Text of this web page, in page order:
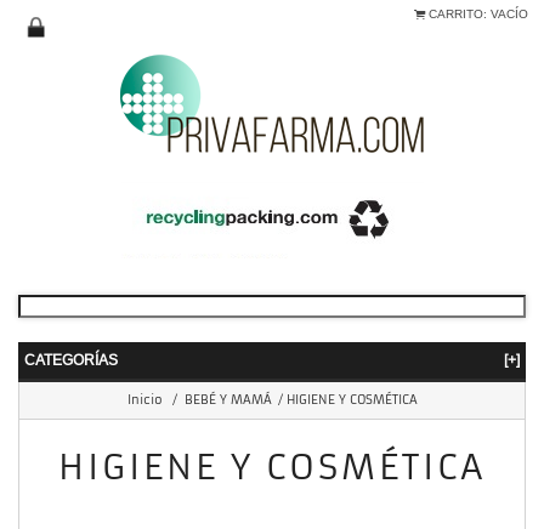
CARRITO: VACÍO
CATEGORÍAS [+]
Inicio / BEBÉ Y MAMÁ / HIGIENE Y COSMÉTICA
HIGIENE Y COSMÉTICA